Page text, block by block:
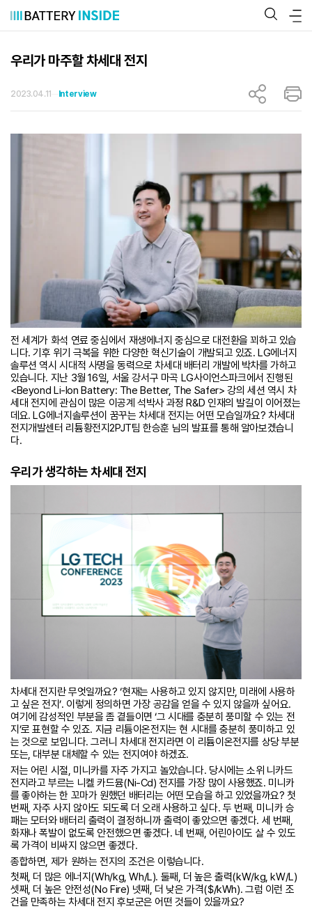
츠
우리가 마주할 차세대 전지
2023.04.11 Interview
전 세계가 화석 연료 중심에서 재생에너지 중심으로 대전환을 꾀하고 있습
니다. 기후 위기 극복을 위한 다양한 혁신기술이 개발되고 있죠. LG에너지
솔루션 역시 시대적 사명을 동력으로 차세대 배터리 개발에 박차를 가하고
있습니다. 지난 3월 16일, 서울 강서구 마곡 LG사이언스파크에서 진행된
<Beyond Li-Ion Battery: The Better, The Safer> 강의 세션 역시 차
세대 전지에 관심이 많은 이공계 석박사 과정 R&D 인재의 발길이 이어졌는
데요. LG에너지솔루션이 꿈꾸는 차세대 전지는 어떤 모습일까요? 차세대
전지개발센터 리튬황전지2PJT팀 한승훈 님의 발표를 통해 알아보겠습니
다.
우리가 생각하는 차세대 전지
차세대 전지란 무엇일까요? ‘현재는 사용하고 있지 않지만, 미래에 사용하
고 싶은 전지’. 이렇게 정의하면 가장 공감을 얻을 수 있지 않을까 싶어요.
여기에 감성적인 부분을 좀 곁들이면 ‘그 시대를 충분히 풍미할 수 있는 전
지’로 표현할 수 있죠. 지금 리튬이온전지는 현 시대를 충분히 풍미하고 있
는 것으로 보입니다. 그러니 차세대 전지라면 이 리튬이온전지를 상당 부분
또는, 대부분 대체할 수 있는 전지여야 하겠죠.
저는 어린 시절, 미니카를 자주 가지고 놀았습니다. 당시에는 소위 니카드
전지라고 부르는 니켈 카드뮴(Ni-Cd) 전지를 가장 많이 사용했죠. 미니카
를 좋아하는 한 꼬마가 원했던 배터리는 어떤 모습을 하고 있었을까요? 첫
번째, 자주 사지 않아도 되도록 더 오래 사용하고 싶다. 두 번째, 미니카 승
패는 모터와 배터리 출력이 결정하니까 출력이 좋았으면 좋겠다. 세 번째,
화재나 폭발이 없도록 안전했으면 좋겠다. 네 번째, 어린아이도 살 수 있도
록 가격이 비싸지 않으면 좋겠다.
종합하면, 제가 원하는 전지의 조건은 이렇습니다.
첫째, 더 많은 에너지(Wh/kg, Wh/L).​ 둘째, 더 높은 출력(kW/kg, kW/L)​
셋째, 더 높은 안전성(No Fire)​ 넷째, 더 낮은 가격($/kWh)​. 그럼 이런 조
건을 만족하는 차세대 전지 후보군은 어떤 것들이 있을까요?